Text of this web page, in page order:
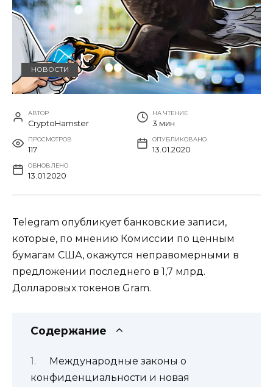
НОВОСТИ
АВТОР
CryptoHamster
НА ЧТЕНИЕ
3 мин
ПРОСМОТРОВ
117
ОПУБЛИКОВАНО
13.01.2020
ОБНОВЛЕНО
13.01.2020
Telegram опубликует банковские записи,
которые, по мнению Комиссии по ценным
бумагам США, окажутся неправомерными в
предложении последнего в 1,7 млрд.
Долларовых токенов Gram.
Содержание
Международные законы о
конфиденциальности и новая